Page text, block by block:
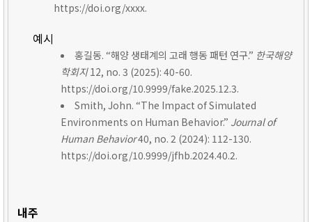
https://doi.org/xxxx.
예시
홍길동. “해양 생태계의 고래 행동 패턴 연구.” 한국해양
학회지12, no. 3 (2025): 40-60.
https://doi.org/10.9999/fake.2025.12.3.
Smith, John. “The Impact of Simulated
Environments on Human Behavior.” Journal of
Human Behavior40, no. 2 (2024): 112-130.
https://doi.org/10.9999/jfhb.2024.40.2.
내주